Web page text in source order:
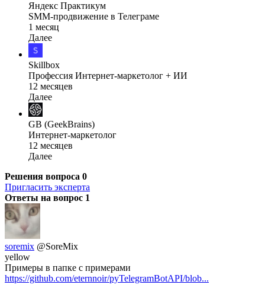
Яндекс Практикум
SMM-продвижение в Телеграме
1 месяц
Далее
Skillbox
Профессия Интернет-маркетолог + ИИ
12 месяцев
Далее
GB (GeekBrains)
Интернет-маркетолог
12 месяцев
Далее
Решения вопроса 0
Пригласить эксперта
Ответы на вопрос 1
soremix @SoreMix
yellow
Примеры в папке с примерами
https://github.com/eternnoir/pyTelegramBotAPI/blob...